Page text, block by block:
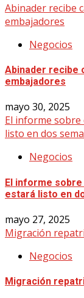
Abinader recibe
embajadores
Negocios
Abinader recibe
embajadores
mayo 30, 2025
El informe sobre
listo en dos
Negocios
El informe
estará listo en
mayo 27, 2025
Migración
Negocios
Migración